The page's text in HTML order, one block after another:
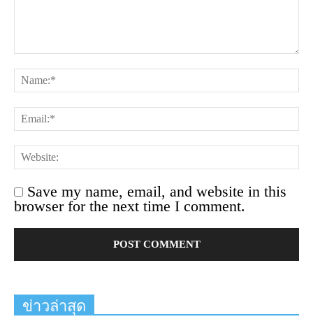
Save my name, email, and website in this
browser for the next time I comment.
ข่าวล่าสุด